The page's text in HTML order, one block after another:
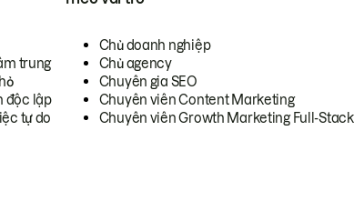
trung
độc lập
tự do
Chủ doanh nghiệp
Chủ agency
Chuyên gia SEO
Chuyên viên Content Marketing
Chuyên viên Growth Marketing Full-Stack